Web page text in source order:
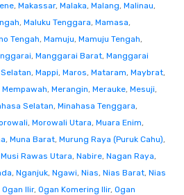
, Makassar, Malaka, Malang, Malinau,
, Maluku Tenggara, Mamasa,
Tengah, Mamuju, Mamuju Tengah,
, Manggarai Barat, Manggarai
, Mappi, Maros, Mataram, Maybrat,
Mempawah, Merangin, Merauke, Mesuji,
Selatan, Minahasa Tenggara,
, Morowali Utara, Muara Enim,
, Muna Barat, Murung Raya (Puruk Cahu),
Musi Rawas Utara, Nabire, Nagan Raya,
, Nganjuk, Ngawi, Nias, Nias Barat, Nias
Ogan Ilir, Ogan Komering Ilir, Ogan